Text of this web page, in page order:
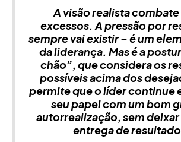
A visão realista combate
excessos. A pressão por
sempre vai existir – é um
da liderança. Mas é a
chão”, que considera os
possíveis acima dos
permite que o líder continue
seu papel com um bom
autorrealização, sem deixar
entrega de